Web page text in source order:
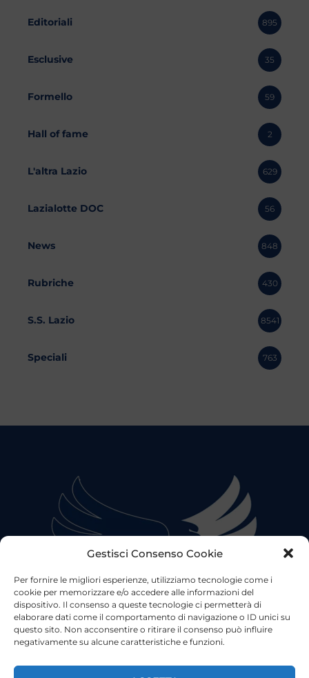
Gestisci Consenso Cookie
Per fornire le migliori esperienze, utilizziamo tecnologie come i
cookie per memorizzare e/o accedere alle informazioni del
dispositivo. Il consenso a queste tecnologie ci permetterà di
elaborare dati come il comportamento di navigazione o ID unici su
questo sito. Non acconsentire o ritirare il consenso può influire
negativamente su alcune caratteristiche e funzioni.
Editoriali 895
Esclusive 35
Formello 59
Hall of fame 2
L'altra Lazio 629
Lazialotte DOC 56
News 848
Rubriche 430
S.S. Lazio 8541
Speciali 763
©2023 Tutti i diritti riservatiLazio Live TV